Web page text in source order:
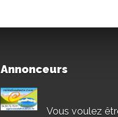
Annonceurs
Vous voulez